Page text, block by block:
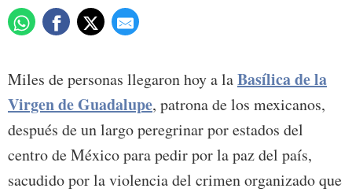
Miles de personas llegaron hoy a laBasílica de la
Virgen de Guadalupe, patrona de los mexicanos,
después de un largo peregrinar por estados del
centro de México para pedir por la paz del país,
sacudido por la violencia del crimen organizado que